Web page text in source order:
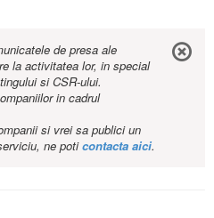
de presa ale
la activitatea lor, in special
si CSR-ului.
in cadrul
si vrei sa publici un
ne poticontacta aici.